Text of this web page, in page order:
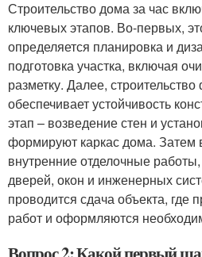
Строительство дома за час
ключевых этапов. Во-первых,
определяется планировка и
подготовка участка, включая
разметку. Далее,
обеспечивает устойчивость
этап – возведение стен и
формируют каркас дома. Затем
внутренние отделочные
дверей, окон и инженерных
проводится сдача объекта, где
работ и оформляются